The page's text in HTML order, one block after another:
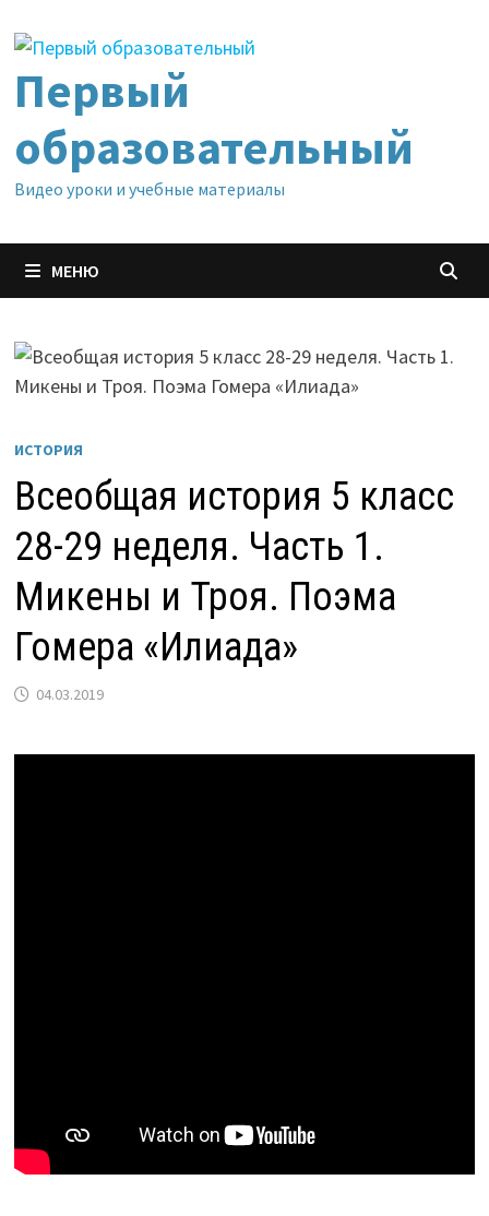
содержимому
Первый
образовательный
Видео уроки и учебные материалы
МЕНЮ
ИСТОРИЯ
Всеобщая история 5 класс
28-29 неделя. Часть 1.
Микены и Троя. Поэма
Гомера «Илиада»
04.03.2019